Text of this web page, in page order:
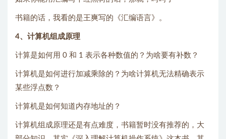
书籍的话，我看的是王爽写的《汇编语言》。
4、计算机组成原理
计算是如何用 0 和 1 表示各种数值的？为啥要有补数？
计算机是如何进行加减乘除的？为啥计算机无法精确表示
某些浮点数？
计算机是如何知道内存地址的？
计算机组成原理还是有点难度，书籍暂时没有推荐的，大